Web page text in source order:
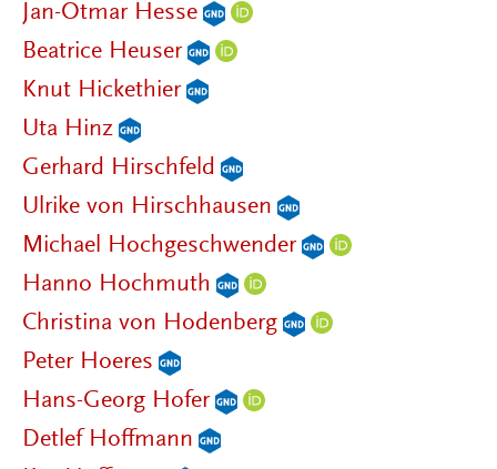
Jan-Otmar Hesse
Beatrice Heuser
Knut Hickethier
Uta Hinz
Gerhard Hirschfeld
Ulrike von Hirschhausen
Michael Hochgeschwender
Hanno Hochmuth
Christina von Hodenberg
Peter Hoeres
Hans-Georg Hofer
Detlef Hoffmann